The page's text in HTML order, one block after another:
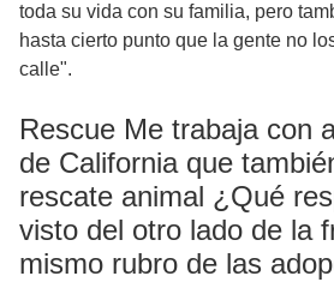
toda su vida con su familia, pero
hasta cierto punto que la gente no
calle".
Rescue Me trabaja con
de California que
rescate animal ¿Qué
visto del otro lado de la
mismo rubro de las